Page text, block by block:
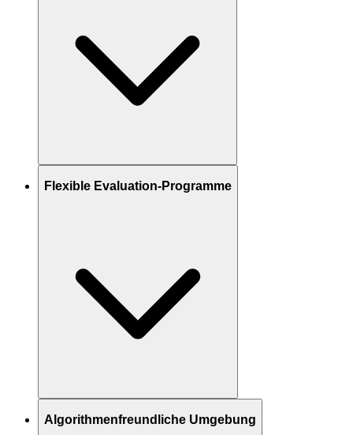
Flexible Evaluation-Programme
Algorithmenfreundliche Umgebung